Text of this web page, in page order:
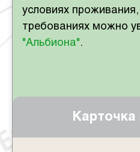
условиях
требованиях можно
"Альбиона".